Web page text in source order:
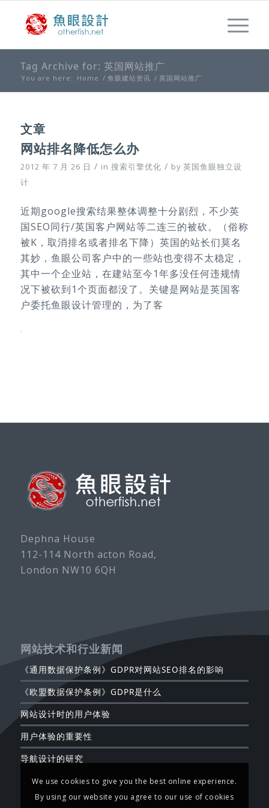
Tag Archive for: 英国网站推广
You are here: Home / 鱼眼建站资讯 / 英国网站推广
文章
网站排名降低怎么办
2012 年 7 月 26 日 / in 搜索引擎优化 / by 英国鱼眼独立设
计
近期google搜索结果整体调整十分剧烈，不少英
国SEO同行/英国客户网站等二连三的被砍。（俗称
被K，取消排名或者排名下降）英国的站长们莫名
其妙，鱼眼公司客户中的一些站也变得不太稳定，
其中一个企业站，在建站至今1年多没任何违规情
况下被砍到1个页面都没了。关键是网站是英国客
户委托鱼眼设计管理的，为了客
.
Dephna House
112-114 North acton Road,
London NW10 6QH
网站技术和行业新闻
《通用数据保护条例》GDPR对网站SEO排名的影响
《欧盟数据保护条例》GDPR是什么
网站设计时的用户体验
用户体验的重要性
导航设计的研究
We use cookies to give you the best online experience.
By using our website you agree to our use of cookies